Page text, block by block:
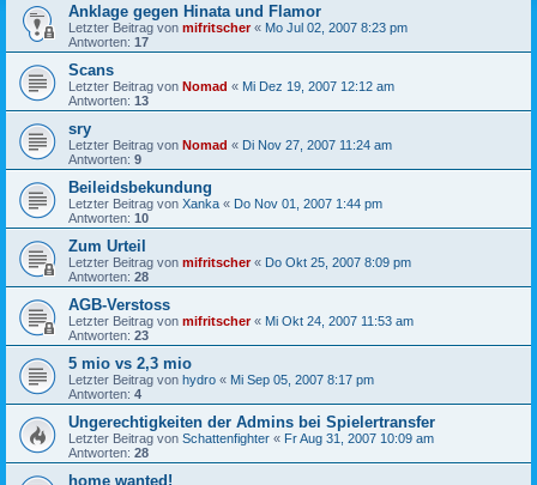
Anklage gegen Hinata und Flamor
Letzter Beitrag von mifritscher« Mo Jul 02, 2007 8:23 pm
Antworten: 17
Scans
Letzter Beitrag von Nomad « Mi Dez 19, 2007 12:12 am
Antworten: 13
sry
Letzter Beitrag von Nomad « Di Nov 27, 2007 11:24 am
Antworten: 9
Beileidsbekundung
Letzter Beitrag von Xanka « Do Nov 01, 2007 1:44 pm
Antworten: 10
Zum Urteil
Letzter Beitrag von mifritscher« Do Okt 25, 2007 8:09 pm
Antworten: 28
AGB-Verstoss
Letzter Beitrag von mifritscher« Mi Okt 24, 2007 11:53 am
Antworten: 23
5 mio vs 2,3 mio
Letzter Beitrag von hydro « Mi Sep 05, 2007 8:17 pm
Antworten: 4
Ungerechtigkeiten der Admins bei Spielertransfer
Letzter Beitrag von Schattenfighter « Fr Aug 31, 2007 10:09 am
Antworten: 28
home wanted!